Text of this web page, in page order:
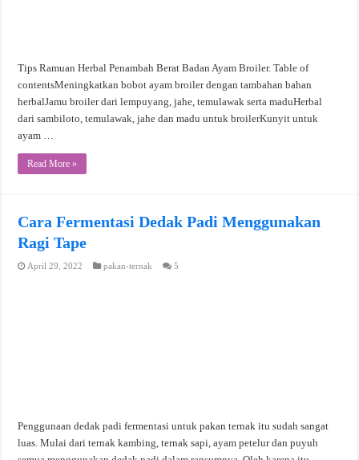
Tips Ramuan Herbal Penambah Berat Badan Ayam Broiler. Table of
contentsMeningkatkan bobot ayam broiler dengan tambahan bahan
herbalJamu broiler dari lempuyang, jahe, temulawak serta maduHerbal
dari sambiloto, temulawak, jahe dan madu untuk broilerKunyit untuk
ayam …
Read More »
Cara Fermentasi Dedak Padi Menggunakan
Ragi Tape
April 29, 2022 pakan-ternak 5
Penggunaan dedak padi fermentasi untuk pakan ternak itu sudah sangat
luas. Mulai dari ternak kambing, ternak sapi, ayam petelur dan puyuh